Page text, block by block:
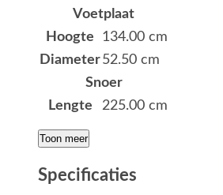
Voetplaat
Hoogte
134.00 cm
Diameter52.50 cm
Snoer
Lengte
225.00 cm
Toon meer
Specificaties